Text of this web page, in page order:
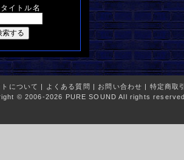
タイトル名
について | よくある質問 | お問い合わせ | 特定商取
© 2006-2026 PURE SOUND All rights reserved.